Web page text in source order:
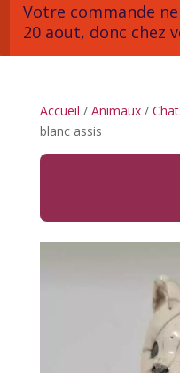
Votre commande
20 aout, donc chez
Accueil / Animaux/
blanc assis